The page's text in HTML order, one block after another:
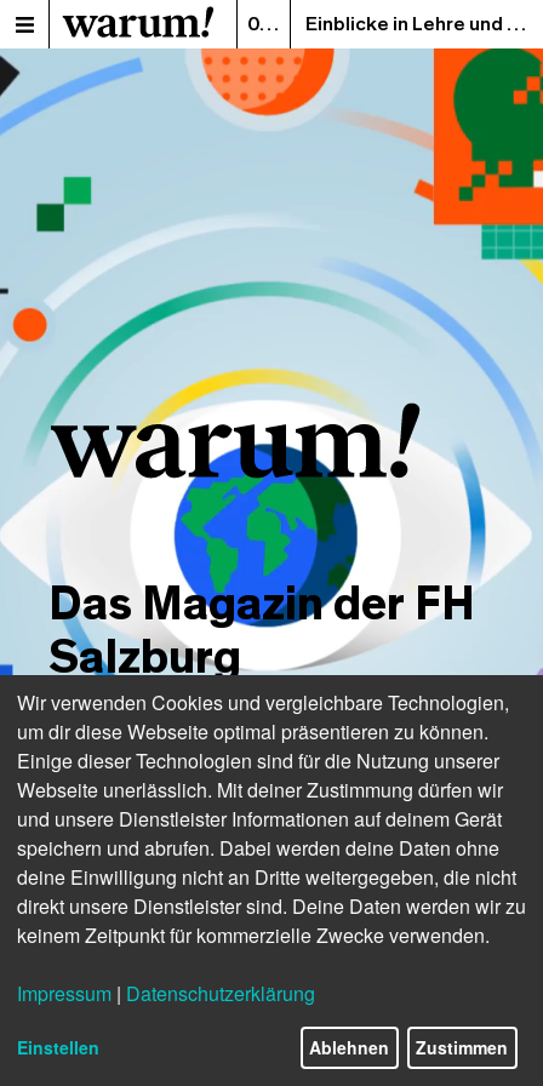
01/2023 Einblicke in Lehre und Forschung. Das Magazin der FH Salzburg
Das Magazin der FH
Salzburg
Wir verwenden Cookies und vergleichbare Technologien,
um dir diese Webseite optimal präsentieren zu können.
Einige dieser Technologien sind für die Nutzung unserer
Webseite unerlässlich. Mit deiner Zustimmung dürfen wir
und unsere Dienstleister Informationen auf deinem Gerät
speichern und abrufen. Dabei werden deine Daten ohne
deine Einwilligung nicht an Dritte weitergegeben, die nicht
direkt unsere Dienstleister sind. Deine Daten werden wir zu
keinem Zeitpunkt für kommerzielle Zwecke verwenden.
Impressum | Datenschutzerklärung
Einstellen Ablehnen Zustimmen